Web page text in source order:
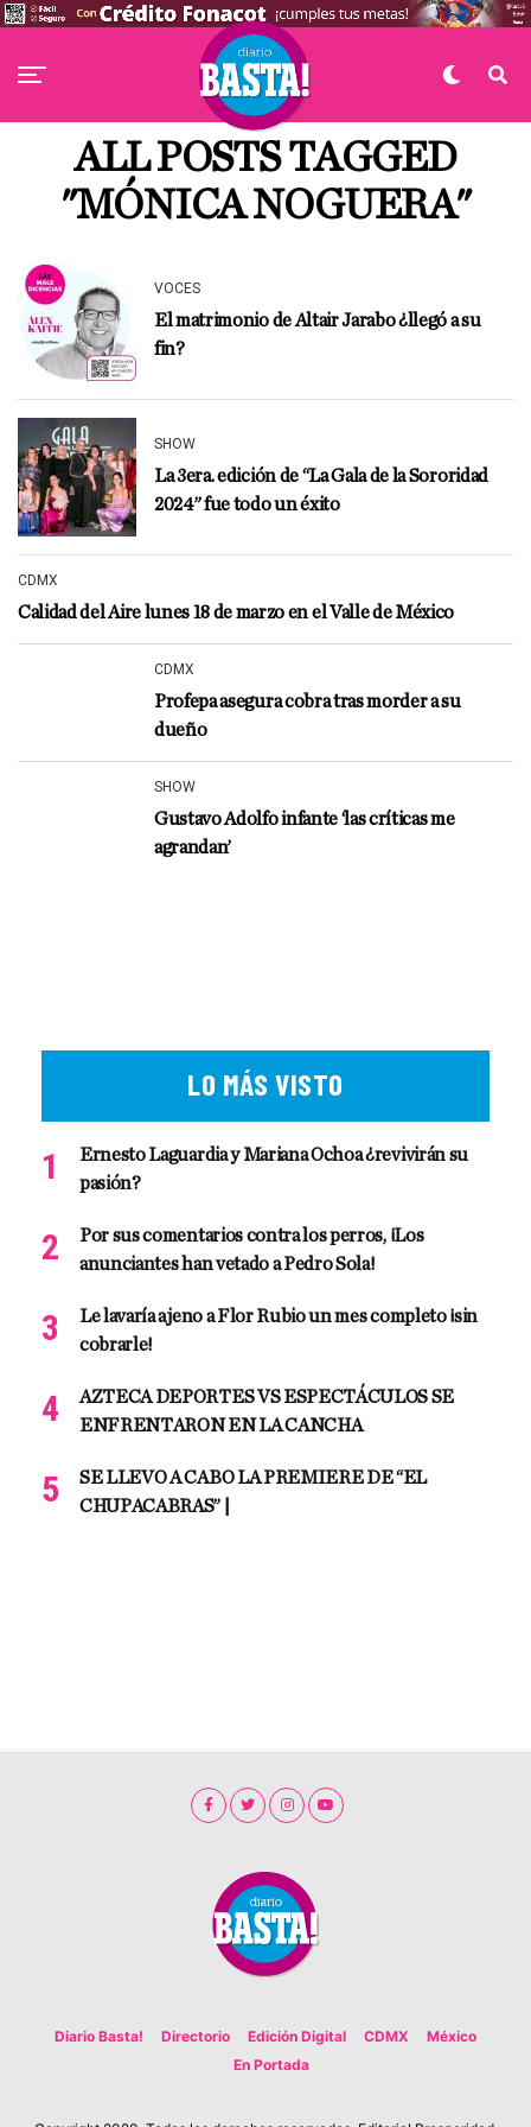
ALL POSTS TAGGED
"MÓNICA NOGUERA"
VOCES
El matrimonio de Altair Jarabo ¿llegó a su
fin?
SHOW
La 3era. edición de “La Gala de la Sororidad
2024” fue todo un éxito
CDMX
Calidad del Aire lunes 18 de marzo en el Valle de México
CDMX
Profepa asegura cobra tras morder a su
dueño
SHOW
Gustavo Adolfo infante ‘las críticas me
agrandan’
LO MÁS VISTO
Ernesto Laguardia y Mariana Ochoa ¿revivirán su
pasión?
Por sus comentarios contra los perros, ¡Los
anunciantes han vetado a Pedro Sola!
Le lavaría ajeno a Flor Rubio un mes completo ¡sin
cobrarle!
AZTECA DEPORTES VS ESPECTÁCULOS SE
ENFRENTARON EN LA CANCHA
SE LLEVO A CABO LA PREMIERE DE “EL
CHUPACABRAS” |
Diario Basta! Directorio Edición Digital CDMX
México
En Portada